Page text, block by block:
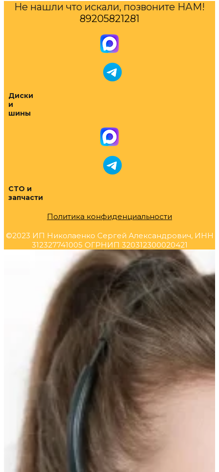
Не нашли что искали, позвоните НАМ!
89205821281
Диски
и
шины
СТО и
запчасти
Политика конфиденциальности
©2023 ИП Николаенко Сергей Александрович, ИНН
312327741005 ОГРНИП 320312300020421